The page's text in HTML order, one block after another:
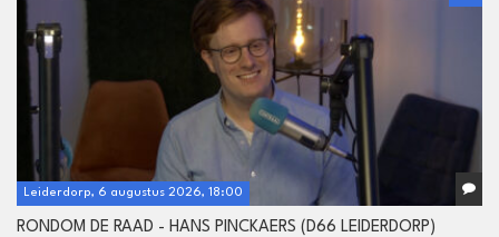
Leiderdorp, 6 augustus 2026, 18:00
RONDOM DE RAAD - HANS PINCKAERS (D66 LEIDERDORP)